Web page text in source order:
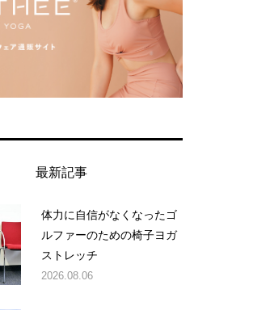
最新記事
体力に自信がなくなったゴ
ルファーのための椅子ヨガ
ストレッチ
2026.08.06